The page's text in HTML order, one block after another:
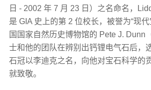
日 - 2002 年 7 月 23 日）之名命名，
是 GIA 史上的第 2 位校长，被誉为“现
国国家自然历史博物馆的 Pete J. Dunn
士和他的团队在辨别出钙锂电气石后，
石冠以李迪克之名，向他对宝石科学的
就致敬。